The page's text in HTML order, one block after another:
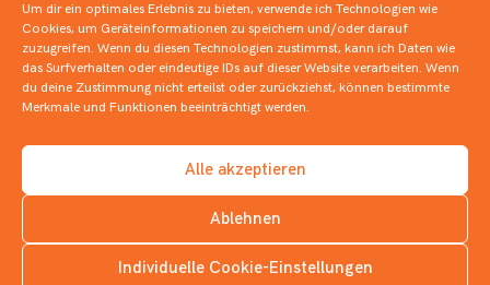
Um dir ein optimales Erlebnis zu bieten, verwende ich Technologien wie
Cookies, um Geräteinformationen zu speichern und/oder darauf
zuzugreifen. Wenn du diesen Technologien zustimmst, kann ich Daten wie
das Surfverhalten oder eindeutige IDs auf dieser Website verarbeiten. Wenn
du deine Zustimmung nicht erteilst oder zurückziehst, können bestimmte
Merkmale und Funktionen beeinträchtigt werden.
Alle akzeptieren
Ablehnen
Individuelle Cookie-Einstellungen
Deutscher Jugendliteraturpreis –
Nominierungen Kategorie
Bilderbuch
ABC-BÜCHER,BILDERBÜCHER,DEUTSCHER JUGENDLITERATURPREIS